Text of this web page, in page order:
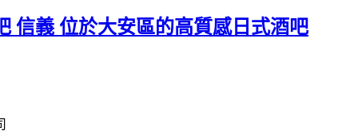
信義 位於大安區的高質感日式酒吧